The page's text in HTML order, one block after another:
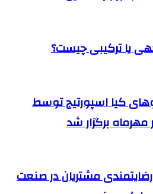
یا ترکیبی چیست؟
کیا اسپورتیج توسط
برگزار شد
مشتریان در صنعت